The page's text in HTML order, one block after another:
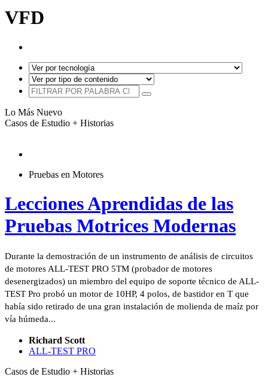
VFD
Lo Más Nuevo
Casos de Estudio + Historias
Pruebas en Motores
Lecciones Aprendidas de las
Pruebas Motrices Modernas
Durante la demostración de un instrumento de análisis de circuitos
de motores ALL-TEST PRO 5TM (probador de motores
desenergizados) un miembro del equipo de soporte técnico de ALL-
TEST Pro probó un motor de 10HP, 4 polos, de bastidor en T que
había sido retirado de una gran instalación de molienda de maíz por
vía húmeda...
Richard Scott
ALL-TEST PRO
Casos de Estudio + Historias